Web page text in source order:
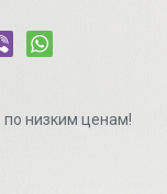
низким ценам!